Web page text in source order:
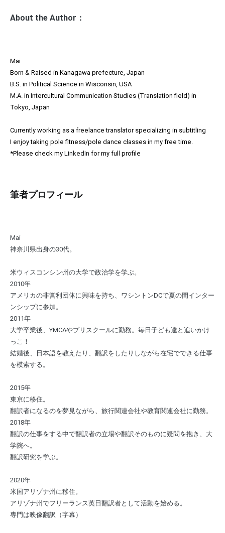
ー
シ
ン
About the Author：
Mai
Born & Raised in Kanagawa prefecture, Japan
B.S. in Political Science in Wisconsin, USA
M.A. in Intercultural Communication Studies (Translation field) in
Tokyo, Japan
Currently working as a freelance translator specializing in subtitling
I enjoy taking pole fitness/pole dance classes in my free time.
*Please check my LinkedIn for my full profile
筆者プロフィール
Mai
神奈川県出身の30代。
米ウィスコンシン州の大学で政治学を学ぶ。
2010年
アメリカの非営利団体に興味を持ち、ワシントンDCで夏の間インター
ンシップに参加。
2011年
大学卒業後、YMCAやプリスクールに勤務。毎日子ども達と追いかけ
っこ！
結婚後、日本語を教えたり、翻訳をしたりしながら在宅でできる仕事
を模索する。
2015年
東京に移住。
翻訳者になるのを夢見ながら、旅行関連会社や教育関連会社に勤務。
2018年
翻訳の仕事をする中で翻訳者の立場や翻訳そのものに疑問を抱き、大
学院へ。
翻訳研究を学ぶ。
2020年
米国アリゾナ州に移住。
アリゾナ州でフリーランス英日翻訳者として活動を始める。
専門は映像翻訳（字幕）